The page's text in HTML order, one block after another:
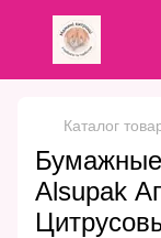
Каталог
Alsupak